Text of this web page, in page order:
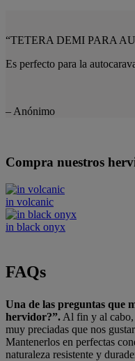
“TETERA DEMI PARA
Es perfecto para la
– Anónimo
Compra nuestros
in volcanic
in black onyx
FAQs
Una de las preguntas que
hervidor?”. Al fin y al cabo,
muy preciadas que nos
Mantenerlos en perfectas
naturaleza resistente y